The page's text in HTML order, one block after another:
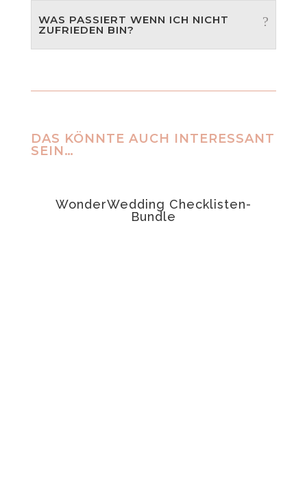
WAS PASSIERT WENN ICH NICHT
ZUFRIEDEN BIN?
DAS KÖNNTE AUCH INTERESSANT
SEIN…
ANGEBOT!
WonderWedding Checklisten-
Bundle